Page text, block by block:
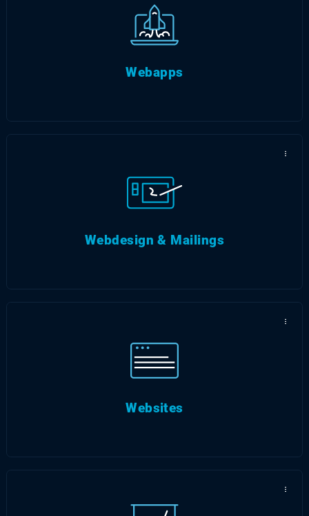
Webapps
Webdesign & Mailings
...
Kreieren Sie mit uns Ihre eigenen
Websites
...
Unterstützung im kompletten Prozess bis
...
Immer up to date: Workshops und